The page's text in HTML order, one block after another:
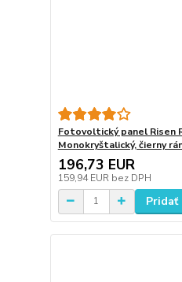
Fotovoltický panel Risen
Monokryštalický, čierny
196,73 EUR
159,94 EUR bez DPH
Pridať